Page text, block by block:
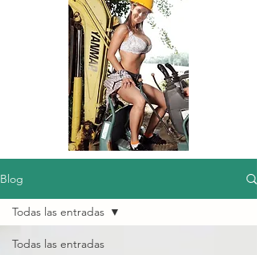
Blog
Todas las entradas
Todas las entradas